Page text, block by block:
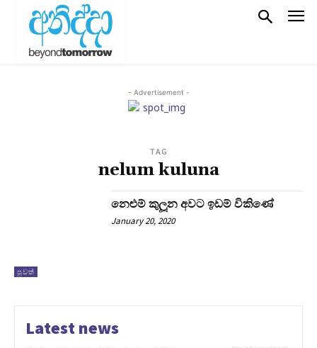
- Advertisement -
TAG
nelum kuluna
පුවත්
නෙළුම් කුලූන අවට ඉඩම් විකිණේ
January 20, 2020
Latest news